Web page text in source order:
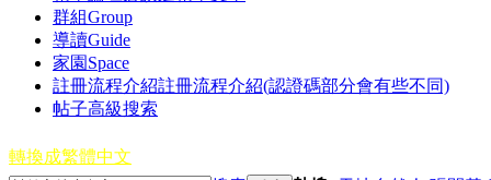
群組Group
導讀Guide
家園 Space
註冊流程介紹註冊流程介紹(認證碼部分會有些不同)
帖子高級搜索
轉換成繁體中文